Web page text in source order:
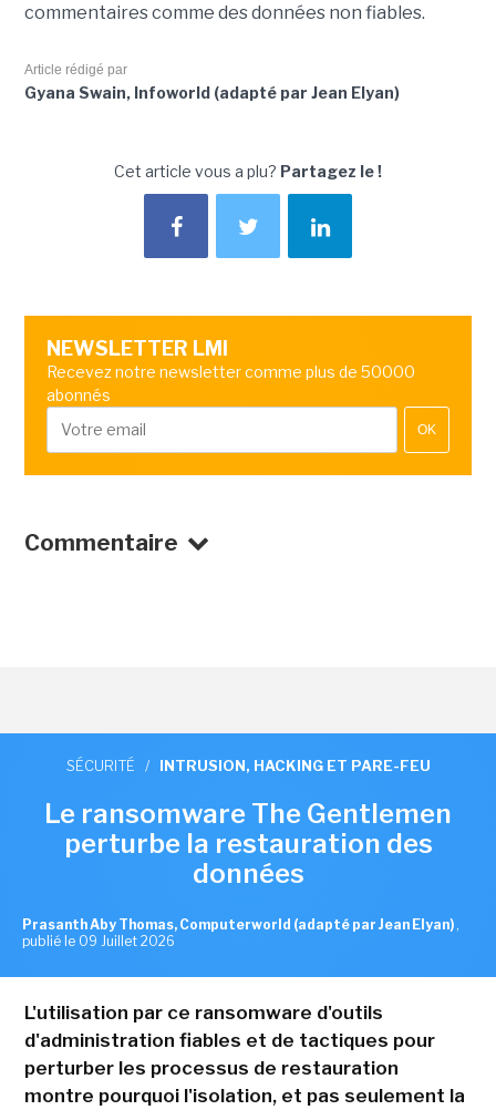
commentaires comme des données non fiables.
Article rédigé par
Gyana Swain, Infoworld (adapté par Jean Elyan)
Cet article vous a plu? Partagez le !
NEWSLETTER LMI
Recevez notre newsletter comme plus de 50000
abonnés
OK
Commentaire
SÉCURITÉ / INTRUSION, HACKING ET PARE-FEU
Le ransomware The Gentlemen
perturbe la restauration des
données
Prasanth Aby Thomas, Computerworld (adapté par Jean Elyan) ,
publié le 09 Juillet 2026
L'utilisation par ce ransomware d'outils
d'administration fiables et de tactiques pour
perturber les processus de restauration
montre pourquoi l'isolation, et pas seulement la